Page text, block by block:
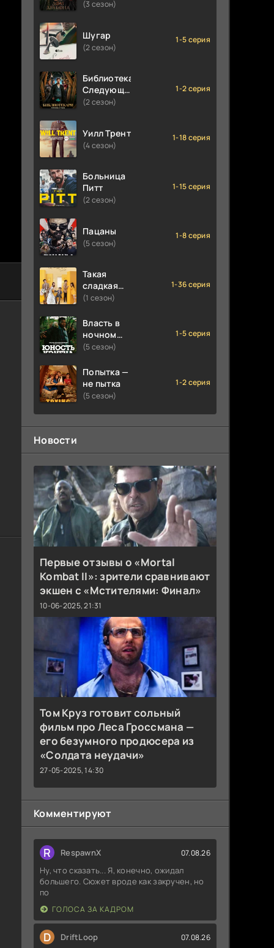
(3 сезон)
Шугар
(2 сезон)
1-5 серия
Библиотекари:
Следующая
глава
(2 сезон)
1-2 серия
Уилл Трент
(4 сезон)
1-18 серия
Больница
Питт
(2 сезон)
1-15 серия
Пацаны
(5 сезон)
1-8 серия
Такая
сладкая
любовь
(1 сезон)
1-36 серия
Власть в
ночном
городе.
третья:
Юность
Кэнена
(5 сезон)
1-5 серия
Попытка —
не пытка
(5 сезон)
1-2 серия
Новости
Первые отзывы о «Mortal
Kombat II»: зрители сравнивают
экшен с «Мстителями: Финал»
10-06-2025, 21:31
Том Круз готовит сольный
фильм про Леса Гроссмана —
его безумного продюсера из
«Солдата неудачи»
27-05-2025, 14:30
Комментируют
R RespawnX 07.08.26
Ну, что сказать... Я, конечно, ожидал
большего. Сюжет вроде как закручен, но
по
ГОЛОСА ЗА КАДРОМ
D DriftLoop 07.08.26